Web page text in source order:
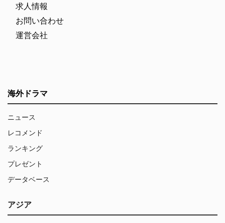
求人情報
お問い合わせ
運営会社
海外ドラマ
ニュース
レコメンド
ランキング
プレゼント
データベース
アジア